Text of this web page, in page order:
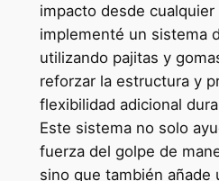
impacto desde
implementé un sistema
utilizando pajitas y
reforzar la estructura y
flexibilidad adicional
Este sistema no solo
fuerza del golpe de
sino que también añade